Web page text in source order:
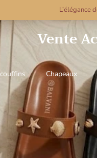
L’élégance
Vente
Chapeaux